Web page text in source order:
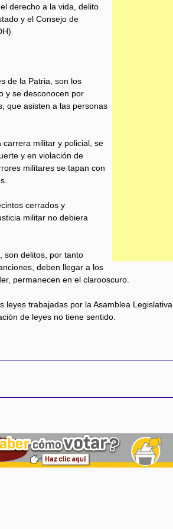
derecho a la vida, delito
y el Consejo de
de la Patria, son los
y se desconocen por
que asisten a las personas
militar y policial, se
y en violación de
militares se tapan con
cerrados y
militar no debiera
son delitos, por tanto
deben llegar a los
permanecen en el clarooscuro.
leyes trabajadas por la Asamblea Legislativa
de leyes no tiene sentido.